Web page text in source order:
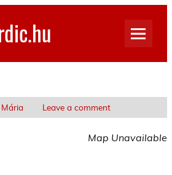
Leave a comment
Map Unavailable